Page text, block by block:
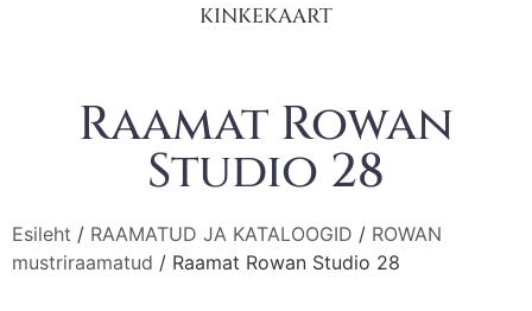
KINKEKAART
Raamat Rowan
Studio 28
Esileht / RAAMATUD JA KATALOOGID / ROWAN
mustriraamatud / Raamat Rowan Studio 28